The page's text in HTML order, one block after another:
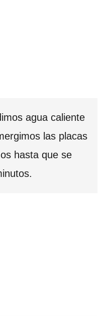
agua caliente
las placas
hasta que se